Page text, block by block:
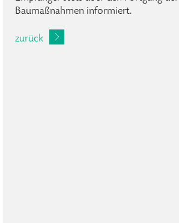
Baumaßnahmen informiert.
zurück